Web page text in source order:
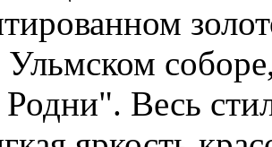
Ульмском
Весь